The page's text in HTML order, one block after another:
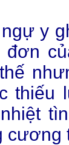
y
đơn
thiếu
cương